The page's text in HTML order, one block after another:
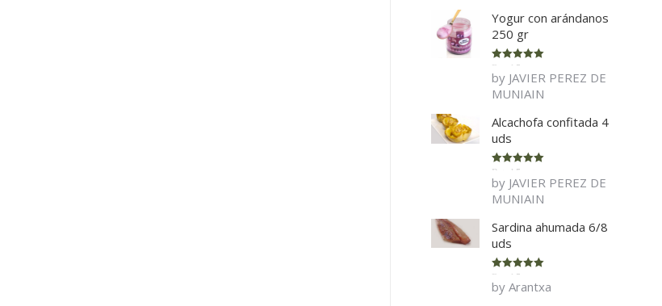
Yogur con arándanos
250 gr
Rated 5
of 5
by JAVIER PEREZ DE
MUNIAIN
Alcachofa confitada 4
uds
Rated 5
of 5
by JAVIER PEREZ DE
MUNIAIN
Sardina ahumada 6/8
uds
Rated 5
of 5
by Arantxa